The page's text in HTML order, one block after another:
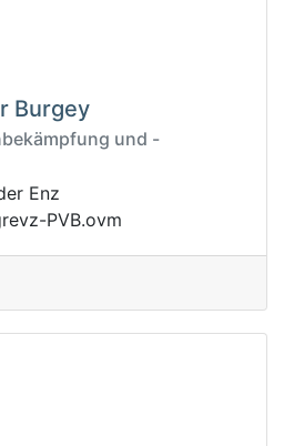
Burgey
und -
Enz
zvergaV